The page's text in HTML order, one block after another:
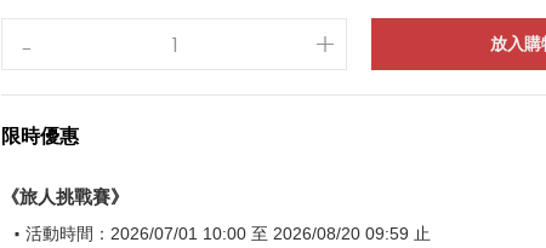
放入購
限時優惠
《旅人挑戰賽》
活動時間：2026/07/01 10:00 至 2026/08/20 09:59 止